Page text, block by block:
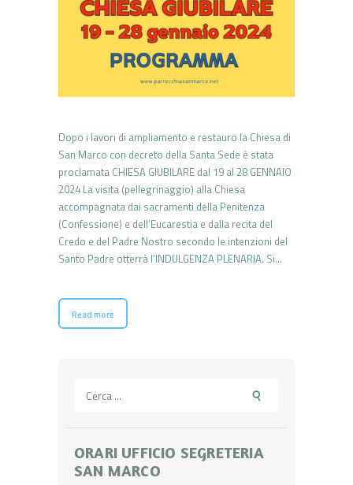
Dopo i lavori di ampliamento e restauro la Chiesa di
San Marco con decreto della Santa Sede è stata
proclamata CHIESA GIUBILARE dal 19 al 28 GENNAIO
2024 La visita (pellegrinaggio) alla Chiesa
accompagnata dai sacramenti della Penitenza
(Confessione) e dell’Eucarestia e dalla recita del
Credo e del Padre Nostro secondo le intenzioni del
Santo Padre otterrà l’INDULGENZA PLENARIA. Si…
Read more
per:
ORARI UFFICIO SEGRETERIA
SAN MARCO